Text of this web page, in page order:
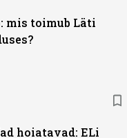
mis toimub Läti
hoiatavad: ELi